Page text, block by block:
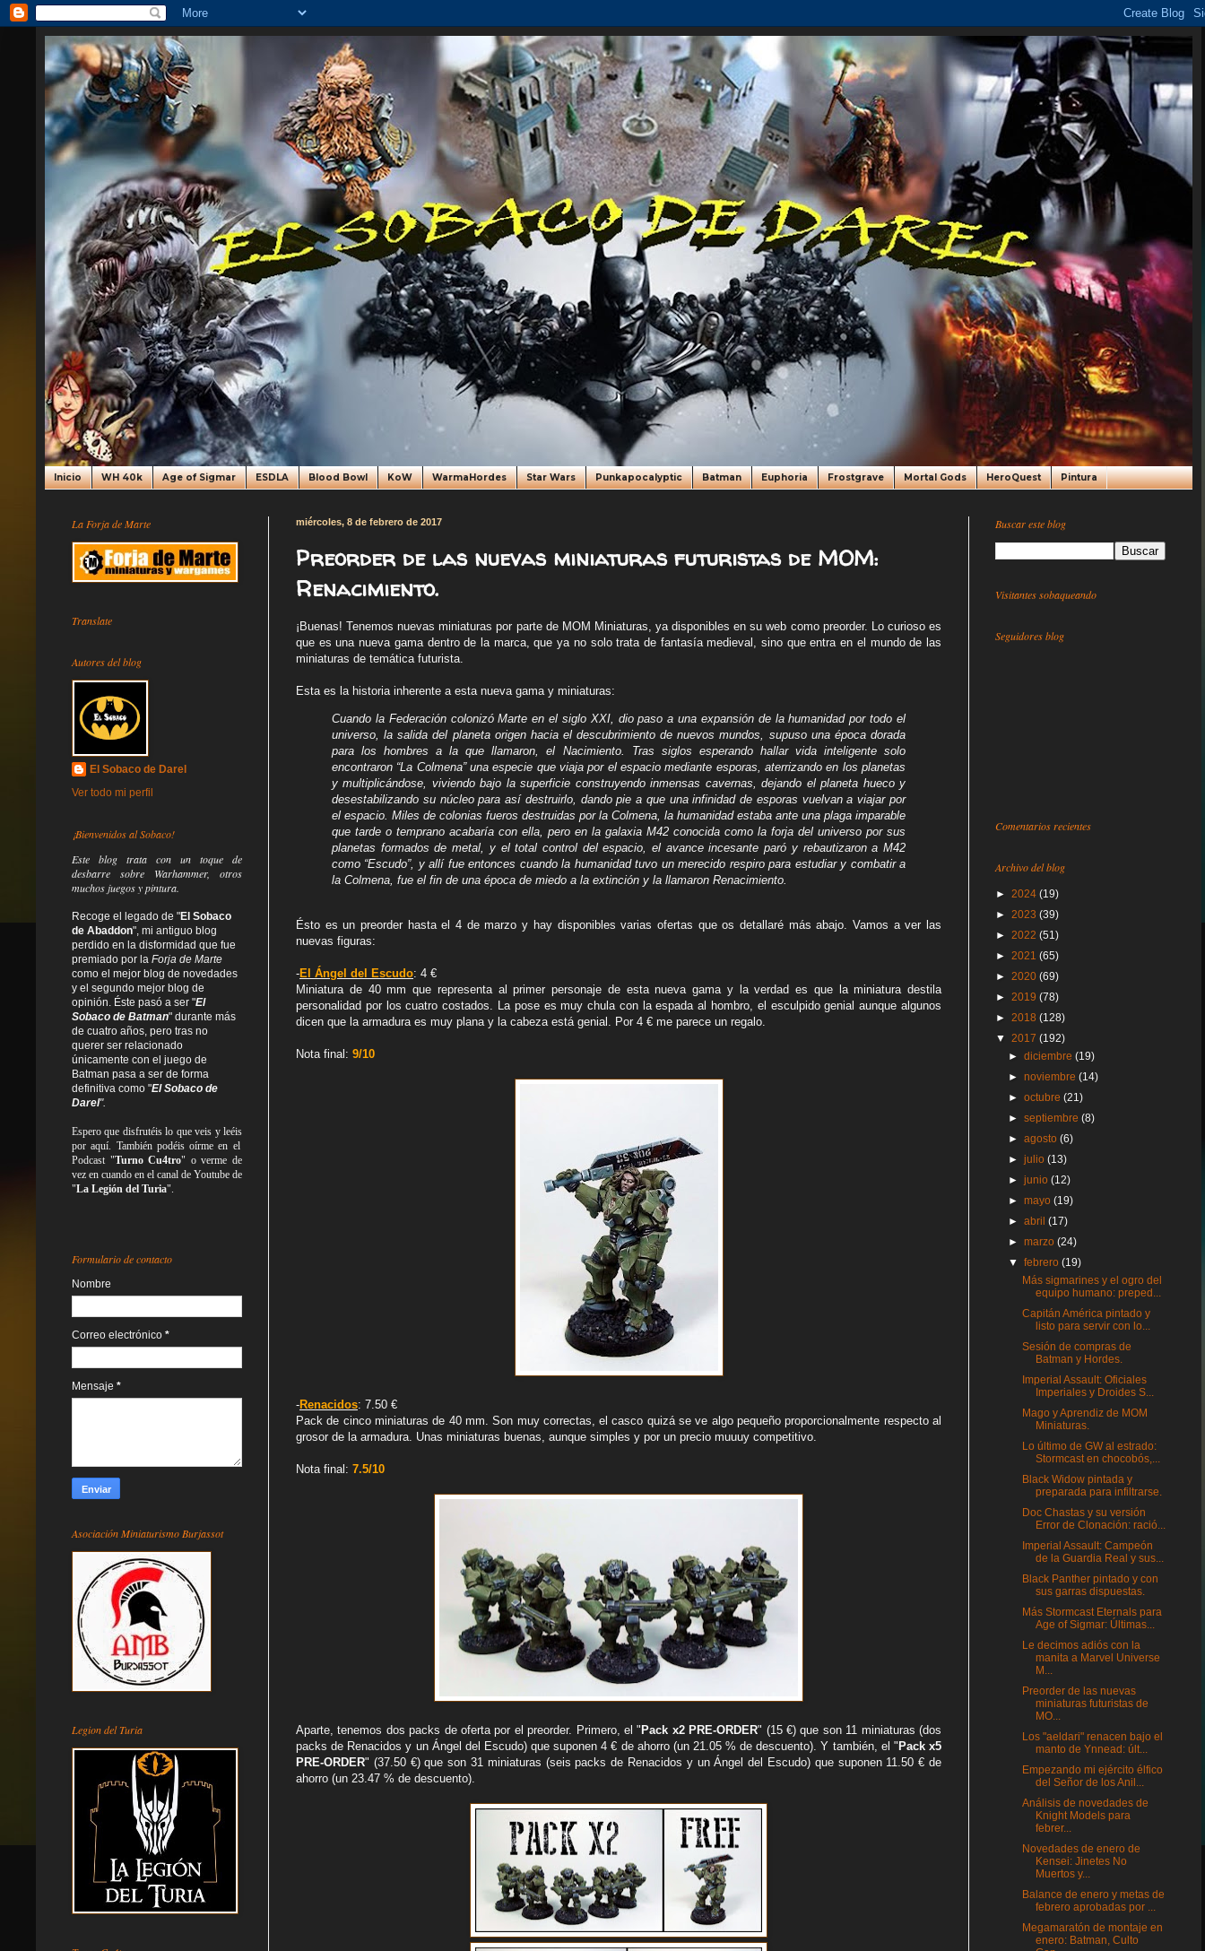
Inicio WH 40k Age of Sigmar ESDLA Blood Bowl KoW WarmaHordes Star Wars Punkapocalyptic Batman Euphoria Frostgrave Mortal Gods HeroQuest Pintura
miércoles, 8 de febrero de 2017
Preorder de las nuevas miniaturas futuristas de MOM:
Renacimiento.
¡Buenas! Tenemos nuevas miniaturas por parte de MOM Miniaturas, ya disponibles en su web como preorder. Lo curioso es
que es una nueva gama dentro de la marca, que ya no solo trata de fantasía medieval, sino que entra en el mundo de las
miniaturas de temática futurista.
Esta es la historia inherente a esta nueva gama y miniaturas:
Cuando la Federación colonizó Marte en el siglo XXI, dio paso a una expansión de la humanidad por todo el
universo, la salida del planeta origen hacia el descubrimiento de nuevos mundos, supuso una época dorada
para los hombres a la que llamaron, el Nacimiento. Tras siglos esperando hallar vida inteligente solo
encontraron “La Colmena” una especie que viaja por el espacio mediante esporas, aterrizando en los planetas
y multiplicándose, viviendo bajo la superficie construyendo inmensas cavernas, dejando el planeta hueco y
desestabilizando su núcleo para así destruirlo, dando pie a que una infinidad de esporas vuelvan a viajar por
el espacio. Miles de colonias fueros destruidas por la Colmena, la humanidad estaba ante una plaga imparable
que tarde o temprano acabaría con ella, pero en la galaxia M42 conocida como la forja del universo por sus
planetas formados de metal, y el total control del espacio, el avance incesante paró y rebautizaron a M42
como “Escudo”, y allí fue entonces cuando la humanidad tuvo un merecido respiro para estudiar y combatir a
la Colmena, fue el fin de una época de miedo a la extinción y la llamaron Renacimiento.
Ésto es un preorder hasta el 4 de marzo y hay disponibles varias ofertas que os detallaré más abajo. Vamos a ver las
nuevas figuras:
-El Ángel del Escudo: 4 €
Miniatura de 40 mm que representa al primer personaje de esta nueva gama y la verdad es que la miniatura destila
personalidad por los cuatro costados. La pose es muy chula con la espada al hombro, el esculpido genial aunque algunos
dicen que la armadura es muy plana y la cabeza está genial. Por 4 € me parece un regalo.
Nota final: 9/10
-Renacidos: 7.50 €
Pack de cinco miniaturas de 40 mm. Son muy correctas, el casco quizá se ve algo pequeño proporcionalmente respecto al
grosor de la armadura. Unas miniaturas buenas, aunque simples y por un precio muuuy competitivo.
Nota final: 7.5/10
Aparte, tenemos dos packs de oferta por el preorder. Primero, el "Pack x2 PRE-ORDER" (15 €) que son 11 miniaturas (dos
packs de Renacidos y un Ángel del Escudo) que suponen 4 € de ahorro (un 21.05 % de descuento). Y también, el "Pack x5
PRE-ORDER" (37.50 €) que son 31 miniaturas (seis packs de Renacidos y un Ángel del Escudo) que suponen 11.50 € de
ahorro (un 23.47 % de descuento).
La Forja de Marte
Translate
Autores del blog
El Sobaco de Darel
Ver todo mi perfil
¡Bienvenidos al Sobaco!
Este blog trata con un toque de
desbarre sobre Warhammer, otros
muchos juegos y pintura.
Recoge el legado de "El Sobaco
de Abaddon", mi antiguo blog
perdido en la disformidad que fue
premiado por la Forja de Marte
como el mejor blog de novedades
y el segundo mejor blog de
opinión. Éste pasó a ser "El
Sobaco de Batman" durante más
de cuatro años, pero tras no
querer ser relacionado
únicamente con el juego de
Batman pasa a ser de forma
definitiva como "El Sobaco de
Darel".
Espero que disfrutéis lo queveis yleéis
por aquí. También podéis oírme en el
Podcast "Turno Cu4tro" o verme de
vez en cuando en el canal de Youtube de
"La Legión del Turia".
Formulario de contacto
Nombre
Correo electrónico *
Mensaje *
Asociación Miniaturismo Burjassot
Legion del Turia
Buscar este blog
Visitantes sobaqueando
Seguidores blog
Comentarios recientes
Archivo del blog
► 2024 (19)
► 2023 (39)
► 2022 (51)
► 2021 (65)
► 2020 (69)
► 2019 (78)
► 2018 (128)
▼ 2017 (192)
►diciembre(19)
►noviembre(14)
►octubre(21)
►septiembre(8)
►agosto(6)
►julio(13)
►junio(12)
►mayo(19)
►abril(17)
►marzo(24)
▼febrero(19)
Más sigmarines y el ogro del
equipo humano: preped...
Capitán América pintado y
listo para servir con lo...
Sesión de compras de
Batman y Hordes.
Imperial Assault: Oficiales
Imperiales y Droides S...
Mago y Aprendiz de MOM
Miniaturas.
Lo último de GW al estrado:
Stormcast en chocobós,...
Black Widow pintada y
preparada para infiltrarse.
Doc Chastas y su versión
Error de Clonación: ració...
Imperial Assault: Campeón
de la Guardia Real y sus...
Black Panther pintado y con
sus garras dispuestas.
Más Stormcast Eternals para
Age of Sigmar: Últimas...
Le decimos adiós con la
manita a Marvel Universe
M...
Preorder de las nuevas
miniaturas futuristas de
MO...
Los "aeldari" renacen bajo el
manto de Ynnead: últ...
Empezando mi ejército élfico
del Señor de los Anil...
Análisis de novedades de
Knight Models para
febrer...
Novedades de enero de
Kensei: Jinetes No
Muertos y...
Balance de enero y metas de
febrero aprobadas por ...
Megamaratón de montaje en
enero: Batman, Culto